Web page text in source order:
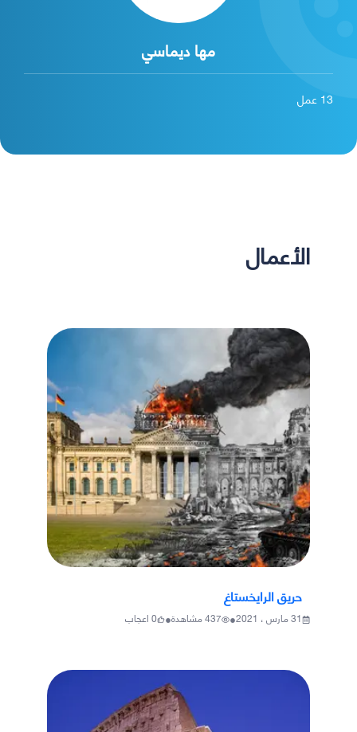
مها ديماسي
13 عمل
الأعمال
حريق الرايخستاغ
31 مارس ، 2021 •
437مشاهدة•
0اعجاب